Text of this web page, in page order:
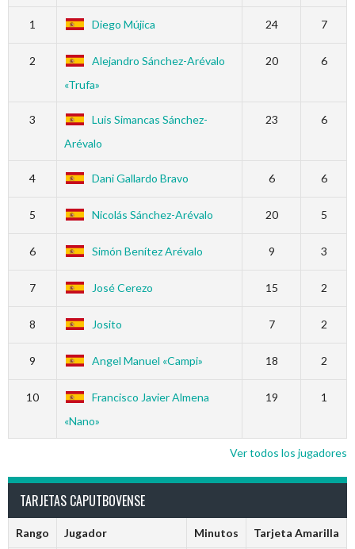
1 Diego Mújica 24 7
2
Alejandro Sánchez-Arévalo
«Trufa»
20 6
3
Luis Simancas Sánchez-
Arévalo
23 6
4 Dani Gallardo Bravo 6 6
5 Nicolás Sánchez-Arévalo 20 5
6 Simón Benítez Arévalo 9 3
7 José Cerezo 15 2
8 Josito 7 2
9 Angel Manuel «Campi» 18 2
10
Francisco Javier Almena
«Nano»
19 1
Ver todos los jugadores
TARJETAS CAPUTBOVENSE
Rango Jugador Minutos Tarjeta Amarilla